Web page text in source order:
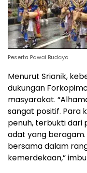
Peserta Pawai Budaya
Menurut Srianik,
dukungan
masyarakat.
sangat positif. Para
penuh, terbukti dari
adat yang beragam.
bersama dalam
kemerdekaan,”